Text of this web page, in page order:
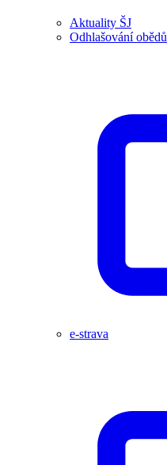
Aktuality ŠJ
Odhlašování obědů
e-strava